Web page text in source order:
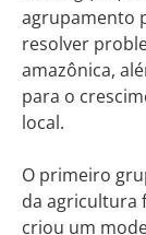
agrupamento
resolver
amazônica,
para o
local.
O primeiro
da agricultura
criou um